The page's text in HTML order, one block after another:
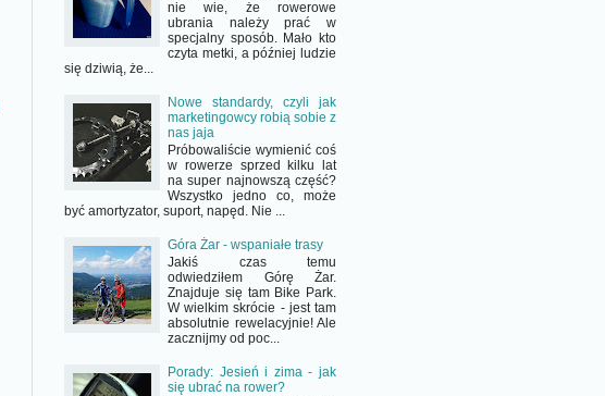
nie wie, że rowerowe
ubrania należy prać w
specjalny sposób. Mało kto
czyta metki, a później ludzie
się dziwią, że...
Nowe standardy, czyli jak
marketingowcy robią sobie z
nas jaja
Próbowaliście wymienić coś
w rowerze sprzed kilku lat
na super najnowszą część?
Wszystko jedno co, może
być amortyzator, suport, napęd. Nie ...
Góra Żar - wspaniałe trasy
Jakiś czas temu
odwiedziłem Górę Żar.
Znajduje się tam Bike Park.
W wielkim skrócie - jest tam
absolutnie rewelacyjnie! Ale
zacznijmy od poc...
Porady: Jesień i zima - jak
się ubrać na rower?